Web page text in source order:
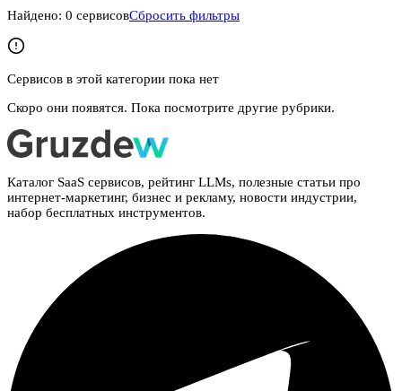
Найдено: 0 сервисовСбросить фильтры
Сервисов в этой категории пока нет
Скоро они появятся. Пока посмотрите другие рубрики.
Каталог SaaS сервисов, рейтинг LLMs, полезные статьи про
интернет-маркетинг, бизнес и рекламу, новости индустрии,
набор бесплатных инструментов.